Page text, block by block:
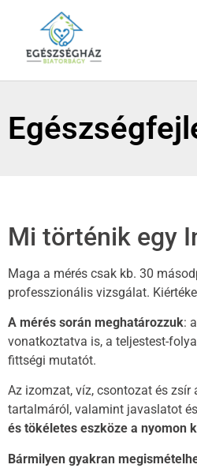
Mi történik egy
Maga a mérés csak kb. 30
professzionális vizsgálat.
A mérés során meghatározzuk:
vonatkoztatva is, a teljestest-
fittségi mutatót.
Az izomzat, víz, csontozat és zsír
tartalmáról, valamint javaslatot
és tökéletes eszköze a nyomon
Bármilyen gyakran